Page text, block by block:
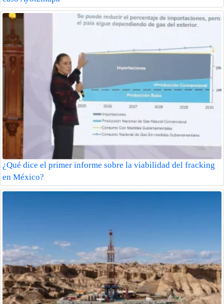
¿Qué dice el primer informe sobre la viabilidad del fracking
en México?